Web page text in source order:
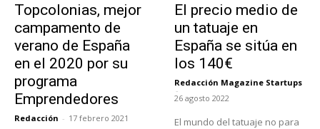
Topcolonias, mejor
campamento de
verano de España
en el 2020 por su
programa
Emprendedores
Redacción - 17 febrero 2021
El precio medio de
un tatuaje en
España se sitúa en
los 140€
Redacción Magazine Startups
-
26 agosto 2022
El mundo del tatuaje no para